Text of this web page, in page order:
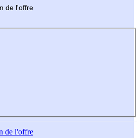
de l'offre
de l'offre